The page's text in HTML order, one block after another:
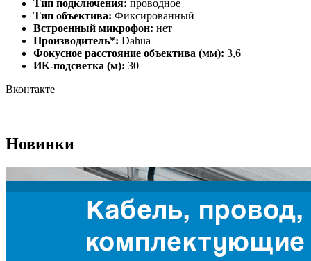
Тип подключения: проводное
Тип объектива: Фиксированный
Встроенный микрофон: нет
Производитель*: Dahua
Фокусное расстояние объектива (мм): 3,6
ИК-подсветка (м): 30
Вконтакте
Новинки